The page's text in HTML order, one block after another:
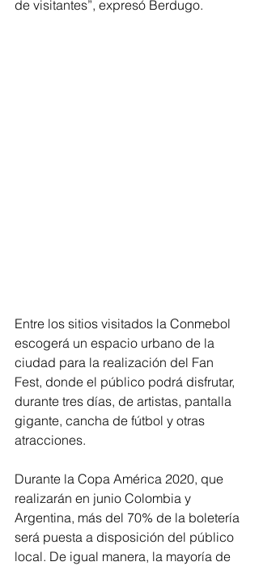
de visitantes”, expresó Berdugo.
Entre los sitios visitados la Conmebol
escogerá un espacio urbano de la
ciudad para la realización del Fan
Fest, donde el público podrá disfrutar,
durante tres días, de artistas, pantalla
gigante, cancha de fútbol y otras
atracciones.
Durante la Copa América 2020, que
realizarán en junio Colombia y
Argentina, más del 70% de la boletería
será puesta a disposición del público
local. De igual manera, la mayoría de